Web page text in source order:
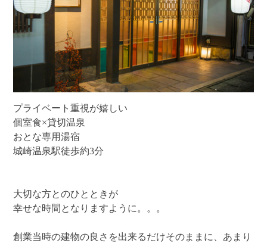
プライベート重視が嬉しい
個室食×貸切温泉
おとな専用湯宿
城崎温泉駅徒歩約3分
大切な方とのひとときが
幸せな時間となりますように。。。
創業当時の建物の良さを出来るだけそのままに、あまり